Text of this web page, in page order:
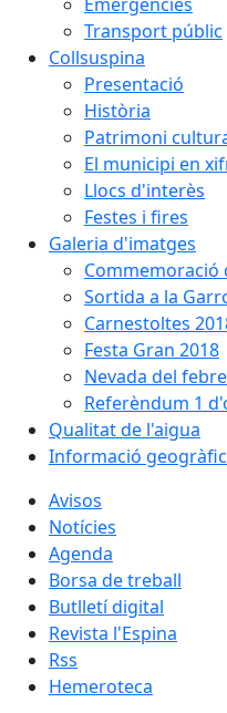
Transport públic
Collsuspina
Presentació
Història
Patrimoni
El municipi en
Llocs d'interès
Festes i fires
Galeria d'imatges
Commemoració
Sortida a la
Carnestoltes
Festa Gran 2018
Nevada del
Referèndum 1
Qualitat de l'aigua
Informació
Avisos
Notícies
Agenda
Borsa de treball
Butlletí digital
Revista l'Espina
Rss
Hemeroteca